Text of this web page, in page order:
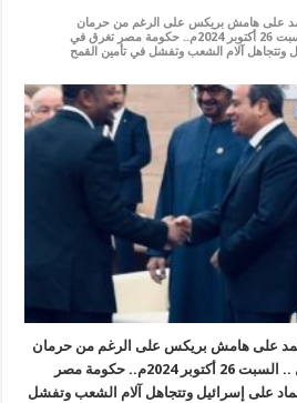
على هامش بريكس على الرغم من حرمان
مصر من حقوقها في مياه النيل .. السبت 26 أكتوبر 2024م.. حكومة مصر تغرق في
وتتجاهل آلام الشعب وتفشل في تأمين القمح
على هامش بريكس على الرغم من حرمان
مصر من حقوقها في مياه النيل .. السبت 26 أكتوبر 2024م.. حكومة مصر
على إسرائيل وتتجاهل آلام الشعب وتفشل